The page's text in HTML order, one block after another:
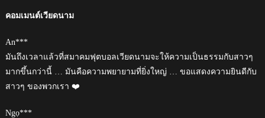
คอมเมนต์เวียดนาม
An***
มันถึงเวลาแล้วที่สมาคมฟุตบอลเวียดนามจะให้ความเป็นธรรมกับสาวๆ
มากขึ้นกว่านี้ … มันคือความพยายามที่ยิ่งใหญ่ … ขอแสดงความยินดีกับ
สาวๆ ของพวกเรา ❤️
Ngọ***